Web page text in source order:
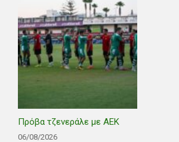
Πρόβα τζενεράλε με ΑΕΚ
06/08/2026